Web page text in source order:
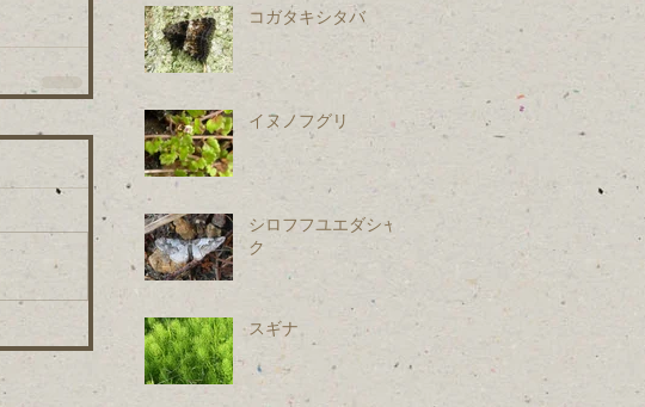
コガタキシタバ
イヌノフグリ
シロフフユエダシャ
ク
スギナ